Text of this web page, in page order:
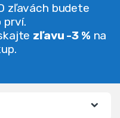
zľavách budete
prví.
zľavu -3 % na